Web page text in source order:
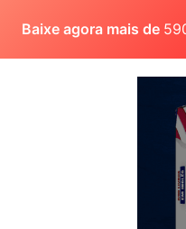
Baixe agora mais de